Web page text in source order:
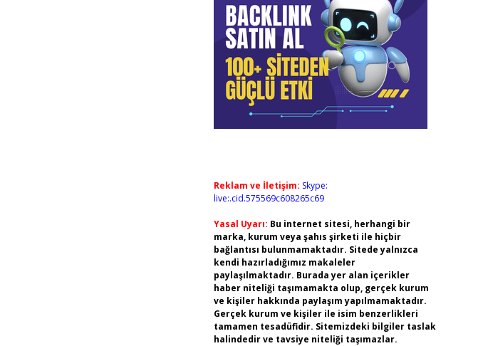
Reklam ve İletişim: Skype:
live:.cid.575569c608265c69
Yasal Uyarı: Bu internet sitesi, herhangi bir
marka, kurum veya şahıs şirketi ile hiçbir
bağlantısı bulunmamaktadır. Sitede yalnızca
kendi hazırladığımız makaleler
paylaşılmaktadır. Burada yer alan içerikler
haber niteliği taşımamakta olup, gerçek kurum
ve kişiler hakkında paylaşım yapılmamaktadır.
Gerçek kurum ve kişiler ile isim benzerlikleri
tamamen tesadüfidir. Sitemizdeki bilgiler taslak
halindedir ve tavsiye niteliği taşımazlar.